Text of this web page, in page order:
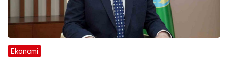
Ekonomi